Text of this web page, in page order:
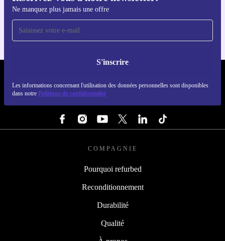
Ne manquez plus jamais une offre
S'inscrire
Les informations concernant l'utilisation des données personnelles sont disponibles
dans notre Politique de confidentialité
Pour iOS et Android
COMPAGNIE
Pourquoi refurbed
Reconditionnement
Durabilité
Qualité